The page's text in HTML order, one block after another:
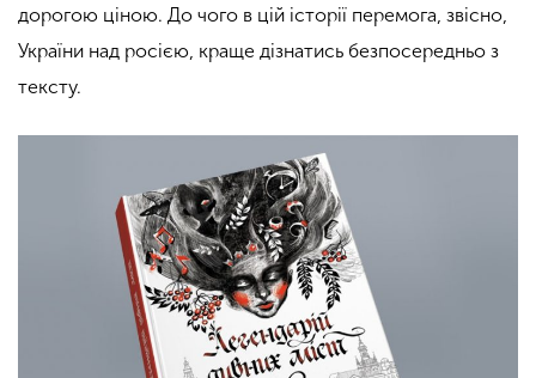
дорогою ціною. До чого в цій історії перемога, звісно,
України над росією, краще дізнатись безпосередньо з
тексту.